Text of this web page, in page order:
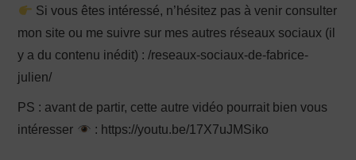
Si vous êtes intéressé, n’hésitez pas à venir consulter
mon site ou me suivre sur mes autres réseaux sociaux (il
y a du contenu inédit) : /reseaux-sociaux-de-fabrice-
julien/
PS : avant de partir, cette autre vidéo pourrait bien vous
intéresser
: https://youtu.be/17X7uJMSiko